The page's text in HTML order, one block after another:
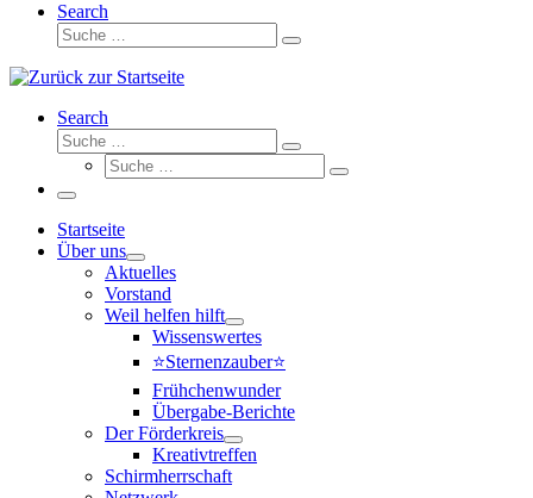
Search
Suche
Suche
Search
Suche
Suche
Suche
Suche
Menü
Startseite
Über uns
Aktuelles
Vorstand
Weil helfen hilft
Wissenswertes
⭐Sternenzauber⭐
Frühchenwunder
Übergabe-Berichte
Der Förderkreis
Kreativtreffen
Schirmherrschaft